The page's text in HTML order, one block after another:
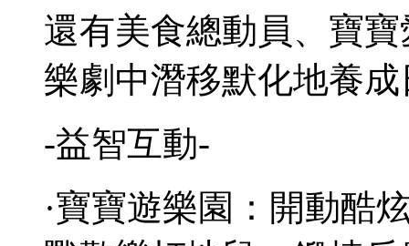
還有美食總動員、寶
樂劇中潛移默化地養
-益智互動-
·寶寶遊樂園：開動酷